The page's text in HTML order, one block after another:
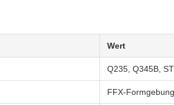
Wert
Q235, Q345B,
FFX-